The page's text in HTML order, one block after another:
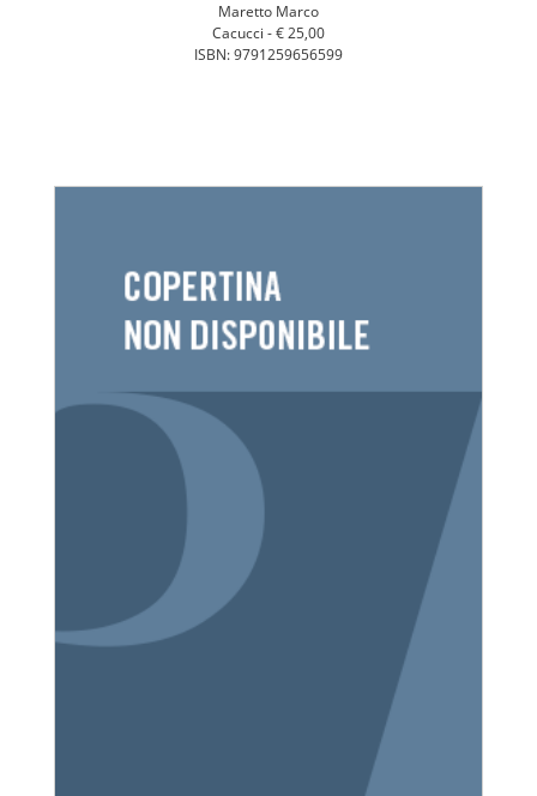
Maretto Marco
Cacucci -€ 25,00
ISBN: 9791259656599